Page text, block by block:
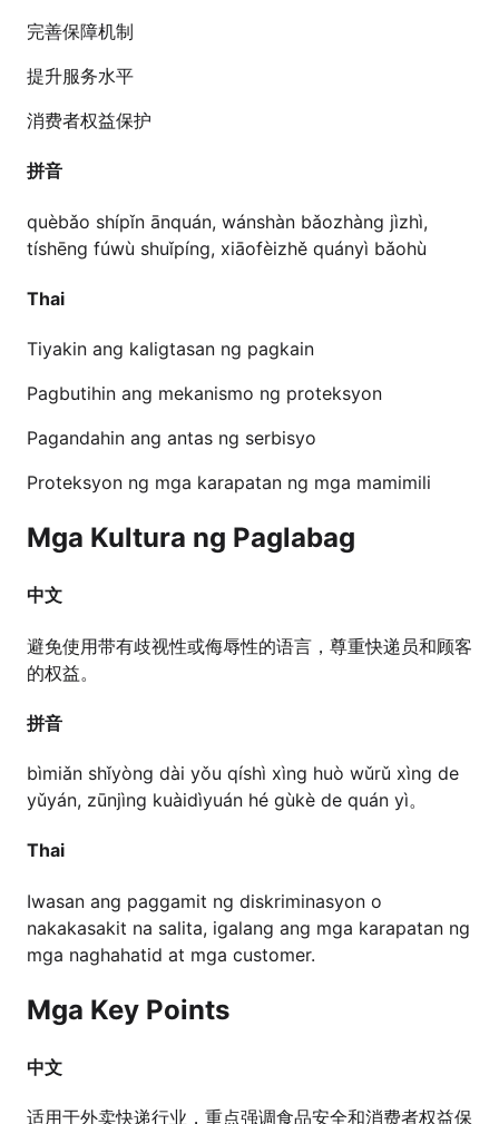
完善保障机制
提升服务水平
消费者权益保护
拼音
quèbǎo shípǐn ānquán, wánshàn bǎozhàng jìzhì,
tíshēng fúwù shuǐpíng, xiāofèizhě quányì bǎohù
Thai
Tiyakin ang kaligtasan ng pagkain
Pagbutihin ang mekanismo ng proteksyon
Pagandahin ang antas ng serbisyo
Proteksyon ng mga karapatan ng mga mamimili
Mga Kultura ng Paglabag
中文
避免使用带有歧视性或侮辱性的语言，尊重快递员和顾客
的权益。
拼音
bìmiǎn shǐyòng dài yǒu qíshì xìng huò wǔrǔ xìng de
yǔyán, zūnjìng kuàidìyuán hé gùkè de quán yì。
Thai
Iwasan ang paggamit ng diskriminasyon o
nakakasakit na salita, igalang ang mga karapatan ng
mga naghahatid at mga customer.
Mga Key Points
中文
适用于外卖快递行业，重点强调食品安全和消费者权益保